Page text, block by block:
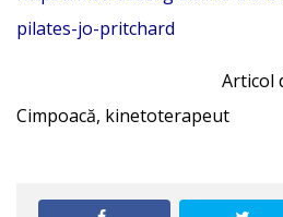
pilates-jo-pritchard
Articol de
Cimpoacă, kinetoterapeut